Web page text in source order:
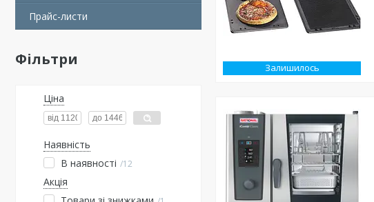
Прайс-листи
Фільтри
Ціна
Наявність
В наявності
12
Акція
Залишилось